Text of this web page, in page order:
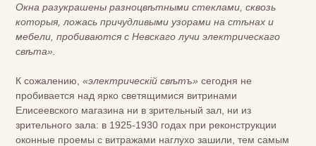
Окна разукрашены разноцвѣтными стеклами, сквозь
которыя, ложась причудливыми узорами на стѣнах и
мебели, пробиваются с Невскаго лучи электрическаго
свѣта».
К сожалению, «электрическій свѣтъ» сегодня не
пробивается над ярко светящимися витринами
Елисеевского магазина ни в зрительный зал, ни из
зрительного зала: в 1925-1930 годах при реконструкции
оконные проемы с витражами наглухо зашили, тем самым